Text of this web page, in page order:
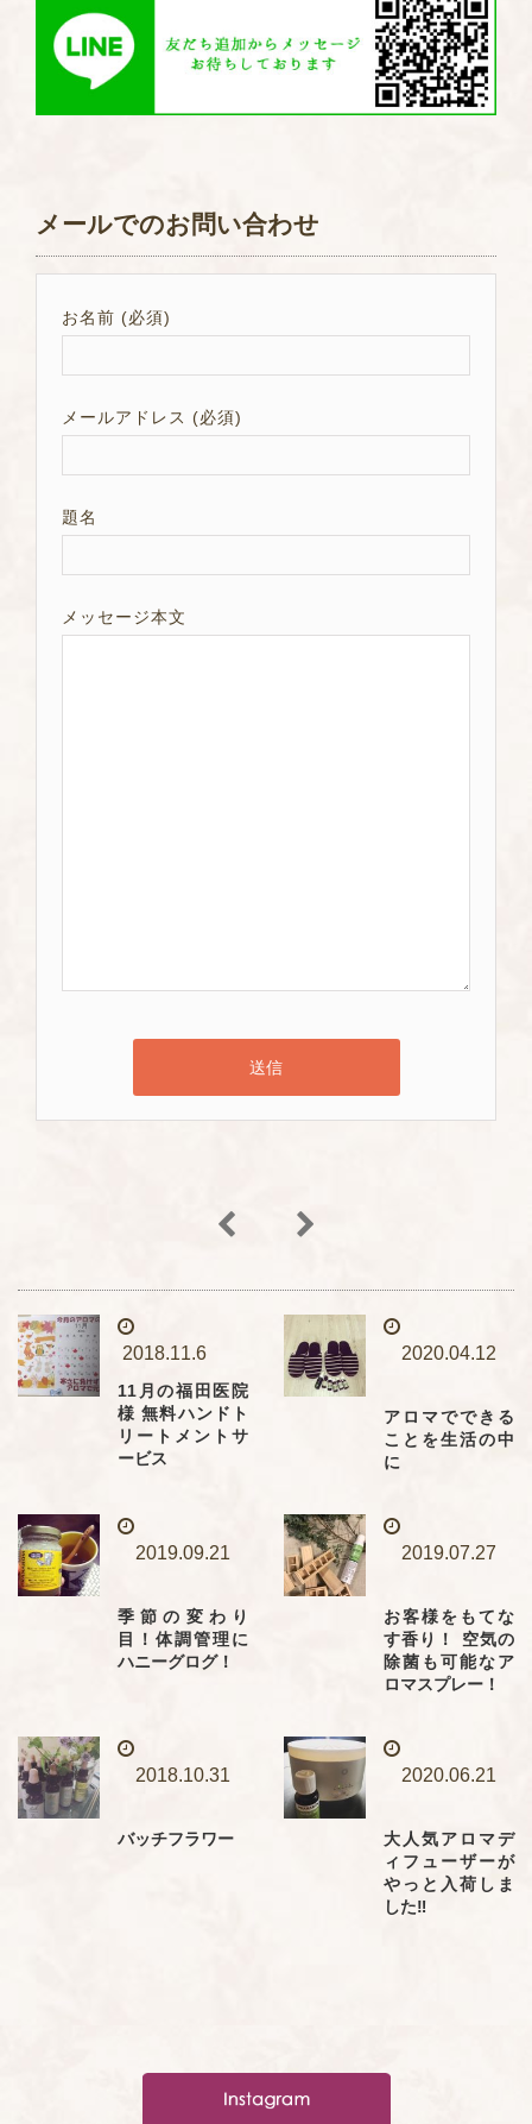
メールでのお問い合わせ
お名前 (必須)
メールアドレス (必須)
題名
メッセージ本文
2018.11.6
11月の福田医院
様 無料ハンドト
リートメントサ
ービス
2020.04.12
アロマでできる
ことを生活の中
に
2019.09.21
季節の変わり
目！体調管理に
ハニーグログ！
2019.07.27
お客様をもてな
す香り！ 空気の
除菌も可能なア
ロマスプレー！
2018.10.31
バッチフラワー
2020.06.21
大人気アロマデ
ィフューザーが
やっと入荷しま
した‼️